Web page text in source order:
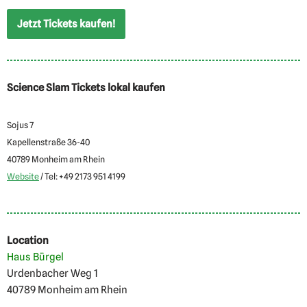
Jetzt Tickets kaufen!
Science Slam Tickets lokal kaufen
Sojus 7
Kapellenstraße 36-40
40789 Monheim am Rhein
Website/ Tel: +49 2173 951 4199
Location
Haus Bürgel
Urdenbacher Weg 1
40789 Monheim am Rhein